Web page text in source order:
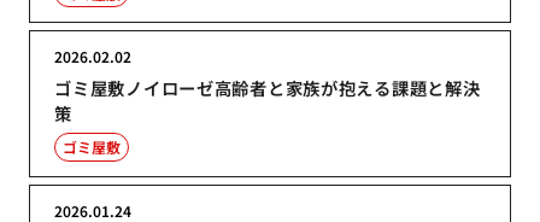
ゴミ屋敷ノイローゼ高齢者と家族が抱える課題と解決
策
2026.02.02
ゴミ屋敷
2026.01.24